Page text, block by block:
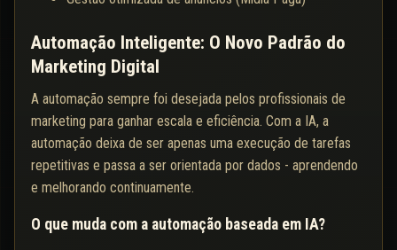
Automação Inteligente: O Novo Padrão do
Marketing Digital
A automação sempre foi desejada pelos profissionais de
marketing para ganhar escala e eficiência. Com a IA, a
automação deixa de ser apenas uma execução de tarefas
repetitivas e passa a ser orientada por dados - aprendendo
e melhorando continuamente.
O que muda com a automação baseada em IA?